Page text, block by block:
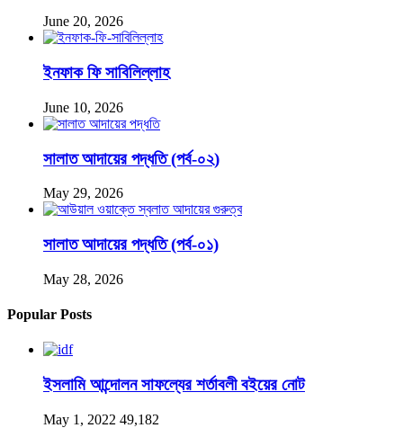
June 20, 2026
ইনফাক ফি সাবিলিল্লাহ
June 10, 2026
সালাত আদায়ের পদ্ধতি (পর্ব-০২)
May 29, 2026
সালাত আদায়ের পদ্ধতি (পর্ব-০১)
May 28, 2026
Popular Posts
ইসলামি আন্দোলন সাফল্যের শর্তাবলী বইয়ের নোট
May 1, 2022 49,182